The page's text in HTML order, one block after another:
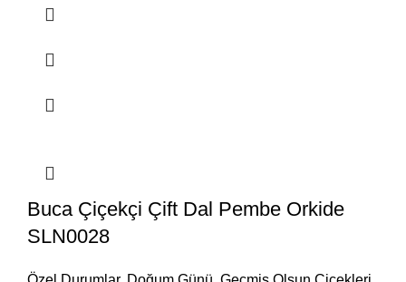
Buca Çiçekçi Çift Dal Pembe Orkide
SLN0028